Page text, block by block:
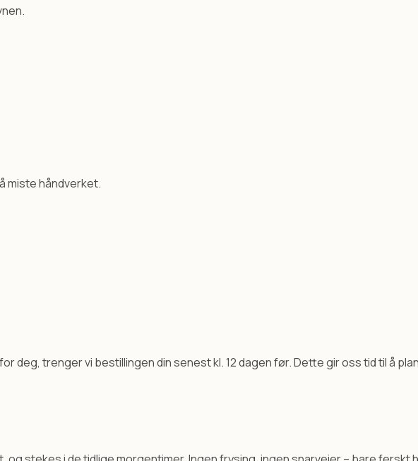
miste håndverket.
deg, trenger vi bestillingen din senest kl. 12 dagen før. Dette gir oss tid til å